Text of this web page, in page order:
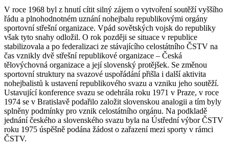
V roce 1968 byl z hnutí cítit silný zájem o vytvoření soutěží vyššího
řádu a plnohodnotném uznání nohejbalu republikovými orgány
sportovní střešní organizace. Vpád sovětských vojsk do republiky
však tyto snahy odložil. O rok později se situace v republice
stabilizovala a po federalizaci ze stávajícího celostátního ČSTV na
čas vznikly dvě střešní republikové organizace – Česká
tělovýchovná organizace a její slovenský protějšek. Se změnou
sportovní struktury na svazové uspořádání přišla i další aktivita
nohejbalistů k ustavení republikového svazu a vzniku jeho soutěží.
Ustavující konference svazu se odehrála roku 1971 v Praze, v roce
1974 se v Bratislavě podařilo založit slovenskou analogii a tím byly
splněny podmínky pro vznik celostátního orgánu. Na podkladě
jednání českého a slovenského svazu byla na Ústřední výbor ČSTV
roku 1975 úspěšně podána žádost o zařazení mezi sporty v rámci
ČSTV.